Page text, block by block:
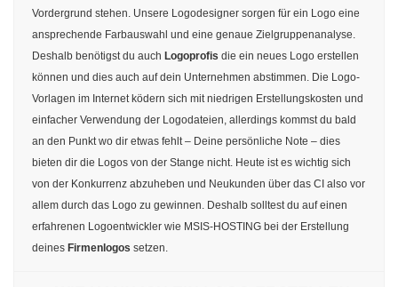
Vordergrund stehen. Unsere Logodesigner sorgen für ein Logo eine
ansprechende Farbauswahl und eine genaue Zielgruppenanalyse.
Deshalb benötigst du auch Logoprofis die ein neues Logo erstellen
können und dies auch auf dein Unternehmen abstimmen. Die Logo-
Vorlagen im Internet ködern sich mit niedrigen Erstellungskosten und
einfacher Verwendung der Logodateien, allerdings kommst du bald
an den Punkt wo dir etwas fehlt – Deine persönliche Note – dies
bieten dir die Logos von der Stange nicht. Heute ist es wichtig sich
von der Konkurrenz abzuheben und Neukunden über das CI also vor
allem durch das Logo zu gewinnen. Deshalb solltest du auf einen
erfahrenen Logoentwickler wie MSIS-HOSTING bei der Erstellung
deines Firmenlogos setzen.